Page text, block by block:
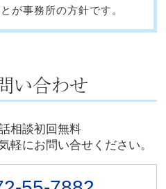
が事務所の方針です。
相談初回無料
軽にお問い合せください。